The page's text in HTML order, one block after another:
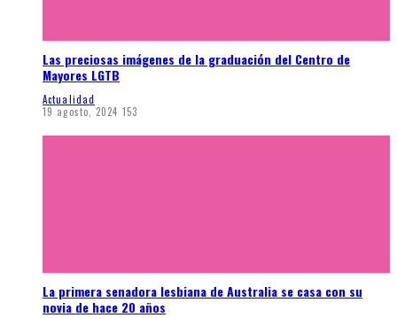
Las preciosas imágenes de la graduación del Centro de
Mayores LGTB
Actualidad
19 agosto, 2024 153
La primera senadora lesbiana de Australia se casa con su
novia de hace 20 años